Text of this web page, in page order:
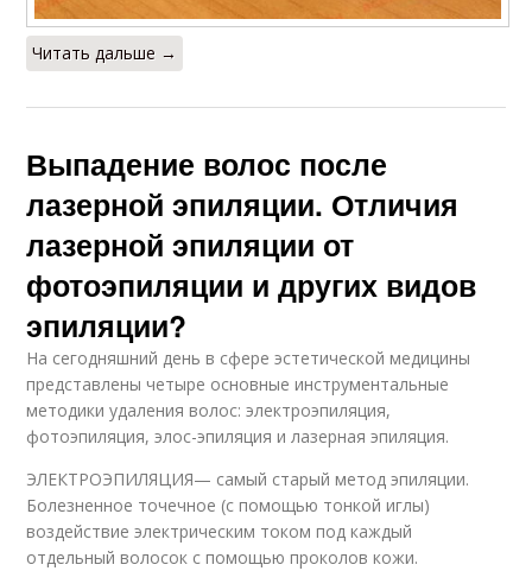
Читать дальше →
Выпадение волос после
лазерной эпиляции. Отличия
лазерной эпиляции от
фотоэпиляции и других видов
эпиляции?
На сегодняшний день в сфере эстетической медицины
представлены четыре основные инструментальные
методики удаления волос: электроэпиляция,
фотоэпиляция, элос-эпиляция и лазерная эпиляция.
ЭЛЕКТРОЭПИЛЯЦИЯ— самый старый метод эпиляции.
Болезненное точечное (с помощью тонкой иглы)
воздействие электрическим током под каждый
отдельный волосок с помощью проколов кожи.